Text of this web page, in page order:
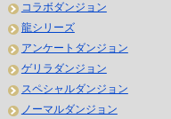
コラボダンジョン
龍シリーズ
アンケートダンジョン
ゲリラダンジョン
スペシャルダンジョン
ノーマルダンジョン